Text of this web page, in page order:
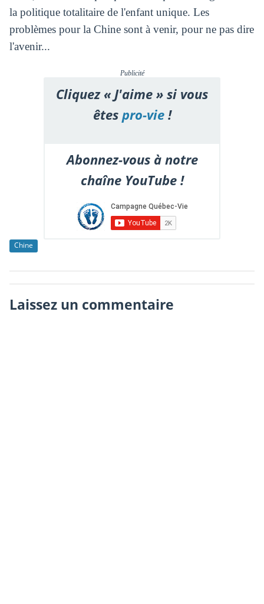
la politique totalitaire de l'enfant unique. Les
problèmes pour la Chine sont à venir, pour ne pas dire
l'avenir...
Publicité
Cliquez « J'aime » si vous
êtespro-vie!
Abonnez-vous à notre
chaîne YouTube !
Chine
Laissez un commentaire